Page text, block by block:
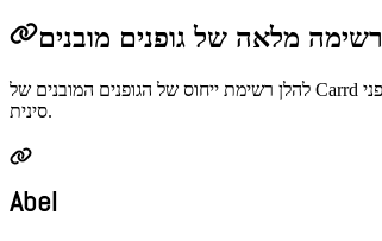
רשימה מלאה של גופנים מובנים
להלן רשימת ייחוס של הגופנים המובנים של Carrd כגופני Google. ניתן לשלב ולהתאים אותם לכותרות, טקסט גוף ומבטים, וערכים מתויגי שפה הם שימושיים במיוחד אם אתם מעצבים לערבית, עברית, קוריאנית, יפנית או
סינית.
Abel